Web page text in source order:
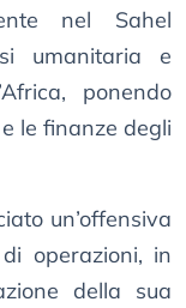
nel Sahel
umanitaria e
ponendo
le finanze degli
un’offensiva
operazioni, in
della sua